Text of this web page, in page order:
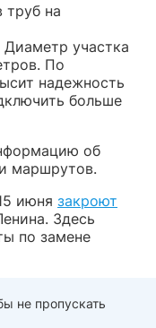
труб на
участка
По
надежность
больше
об
маршрутов.
июня закроют
Здесь
по замене
не пропускать